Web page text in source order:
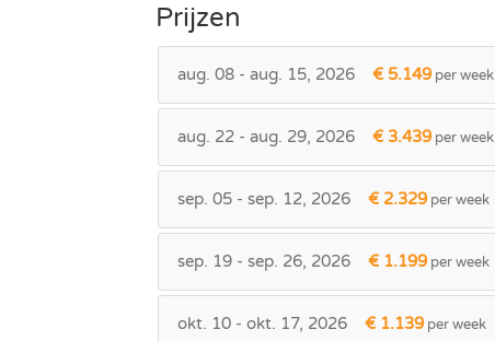
Prijzen
aug. 08 - aug. 15, 2026 € 5.149per week
aug. 22 - aug. 29, 2026 € 3.439per week
sep. 05 - sep. 12, 2026 € 2.329per week
sep. 19 - sep. 26, 2026 € 1.199per week
okt. 10 - okt. 17, 2026 € 1.139per week